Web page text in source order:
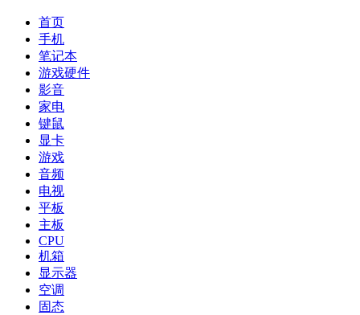
首页
手机
笔记本
游戏硬件
影音
家电
键鼠
显卡
游戏
音频
电视
平板
主板
CPU
机箱
显示器
空调
固态